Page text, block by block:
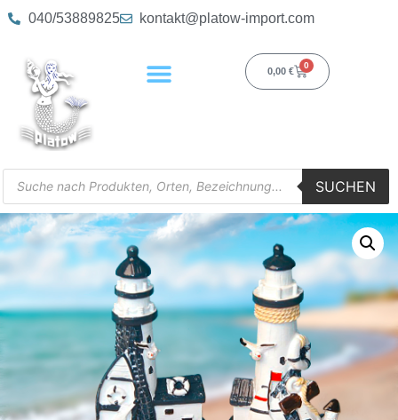
040/53889825 kontakt@platow-import.com
0,00 €
0
SUCHEN